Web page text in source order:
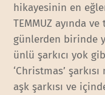
hikayesinin en
TEMMUZ ayında
günlerden birinde
ünlü şarkıcı yok
‘Christmas’
aşk şarkısı ve